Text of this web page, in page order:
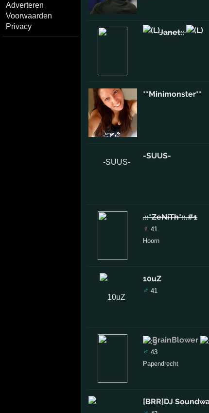
Adverteren
Voorwaarden
Privacy
Janet::
**Minimonster**
-SUUS-
.::*ZeNiTh*::.#1
♀ 41
Hoorn
10uZ
♂ 41
BrainBlower
♂ 43
Papendrecht
[BRR]DJ